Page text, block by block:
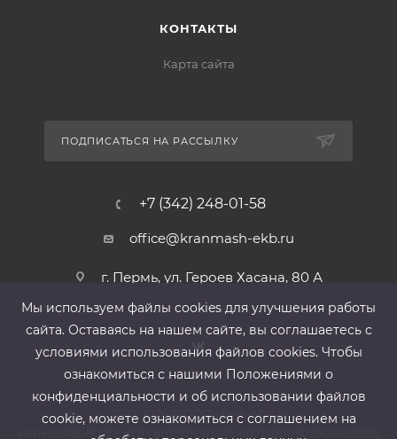
КОНТАКТЫ
Карта сайта
ПОДПИСАТЬСЯ НА РАССЫЛКУ
+7 (342) 248-01-58
office@kranmash-ekb.ru
г. Пермь, ул. Героев Хасана, 80 А
2013-2026 ©ООО «КранМаш»
ИНН 6678080212, КПП 667801001 ,Р/с 40702810302500019939,
Мы используем файлы cооkies для улучшения работы
сайта. Оставаясь на нашем сайте, вы соглашаетесь с
условиями использования файлов cооkies. Чтобы
ознакомиться с нашими Положениями о
конфиденциальности и об использовании файлов
cookie, можете ознакомиться с соглашением на